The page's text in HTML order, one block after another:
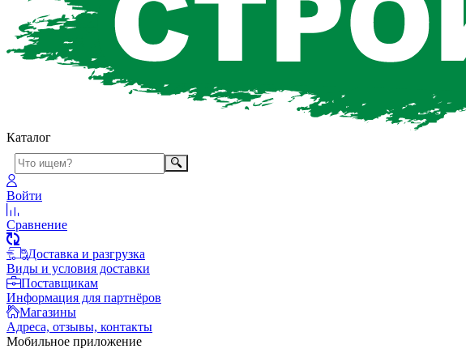
Каталог
Войти
Сравнение
Доставка и разгрузка
Виды и условия доставки
Поставщикам
Информация для партнёров
Магазины
Адреса, отзывы, контакты
Мобильное приложение